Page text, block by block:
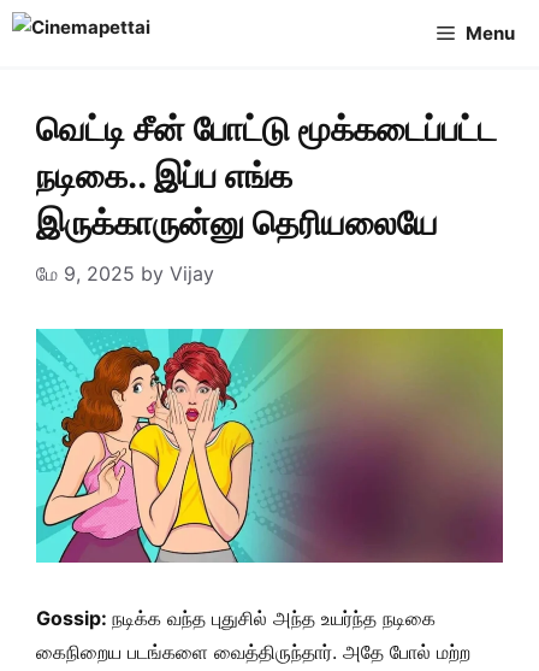
Skip
Menu
வெட்டி சீன் போட்டு மூக்கடைப்பட்ட
நடிகை.. இப்ப எங்க
இருக்காருன்னு தெரியலையே
மே 9, 2025 by Vijay
Gossip: நடிக்க வந்த புதுசில் அந்த உயர்ந்த நடிகை
கைநிறைய படங்களை வைத்திருந்தார். அதே போல் மற்ற